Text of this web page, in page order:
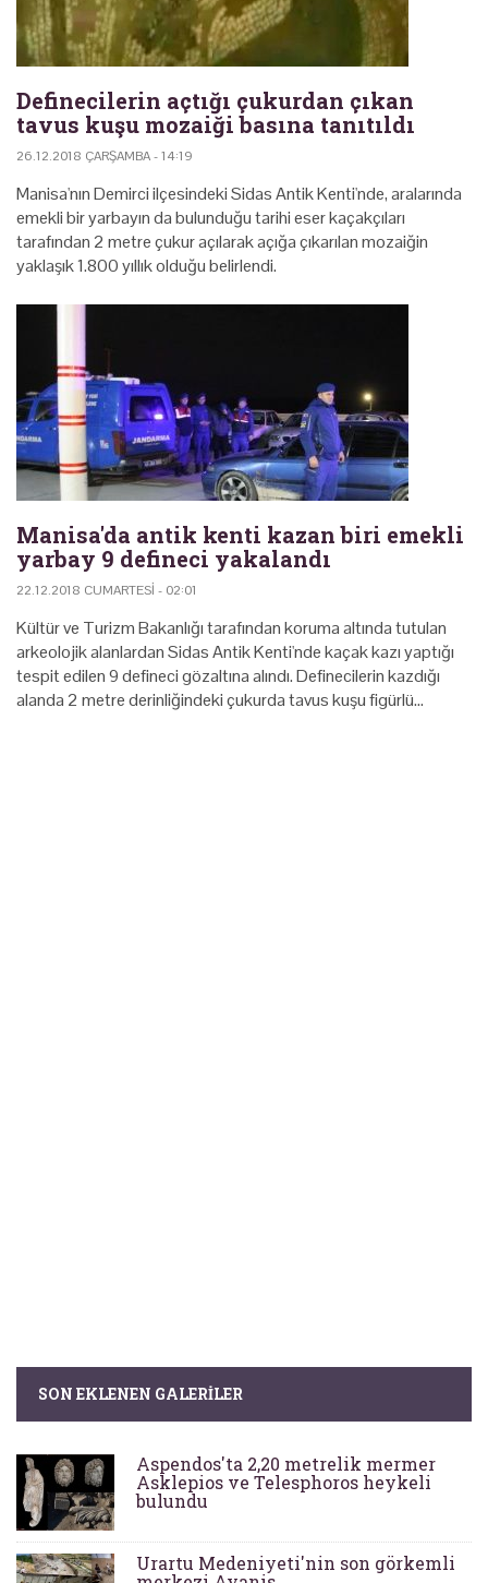
Definecilerin açtığı çukurdan çıkan
tavus kuşu mozaiği basına tanıtıldı
26.12.2018 ÇARŞAMBA - 14:19
Manisa'nın Demirci ilçesindeki Sidas Antik Kenti'nde, aralarında
emekli bir yarbayın da bulunduğu tarihi eser kaçakçıları
tarafından 2 metre çukur açılarak açığa çıkarılan mozaiğin
yaklaşık 1.800 yıllık olduğu belirlendi.
Manisa'da antik kenti kazan biri emekli
yarbay 9 defineci yakalandı
22.12.2018 CUMARTESI - 02:01
Kültür ve Turizm Bakanlığı tarafından koruma altında tutulan
arkeolojik alanlardan Sidas Antik Kenti'nde kaçak kazı yaptığı
tespit edilen 9 defineci gözaltına alındı. Definecilerin kazdığı
alanda 2 metre derinliğindeki çukurda tavus kuşu figürlü…
SON EKLENEN GALERILER
Aspendos'ta 2,20 metrelik mermer
Asklepios ve Telesphoros heykeli
bulundu
Urartu Medeniyeti'nin son görkemli